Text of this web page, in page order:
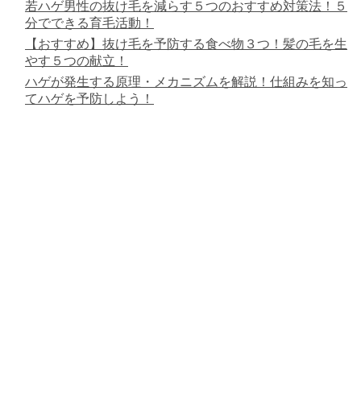
若ハゲ男性の抜け毛を減らす５つのおすすめ対策法！５
分でできる育毛活動！
【おすすめ】抜け毛を予防する食べ物３つ！髪の毛を生
やす５つの献立！
ハゲが発生する原理・メカニズムを解説！仕組みを知っ
てハゲを予防しよう！